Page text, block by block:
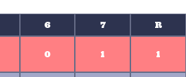
6 7 R
0 1 1